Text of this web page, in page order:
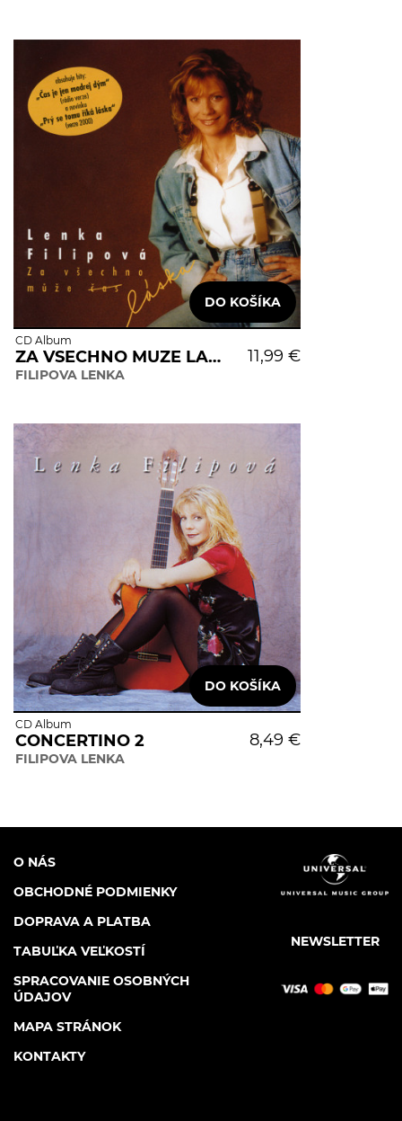
11,99 €
CD Album
ZA VSECHNO MUZE LASKA
FILIPOVA LENKA
8,49 €
CD Album
CONCERTINO 2
FILIPOVA LENKA
NEWSLETTER
O NÁS
OBCHODNÉ PODMIENKY
DOPRAVA A PLATBA
TABUĽKA VEĽKOSTÍ
SPRACOVANIE OSOBNÝCH
ÚDAJOV
MAPA STRÁNOK
KONTAKTY